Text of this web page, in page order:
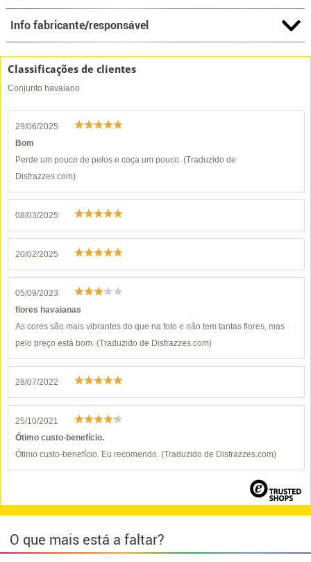
Info fabricante/responsável
Classificações de clientes
Conjunto havaiano
29/06/2025
Bom
Perde um pouco de pelos e coça um pouco. (Traduzido de
Disfrazzes.com)
08/03/2025
20/02/2025
05/09/2023
flores havaianas
As cores são mais vibrantes do que na foto e não tem tantas flores, mas
pelo preço está bom. (Traduzido de Disfrazzes.com)
28/07/2022
25/10/2021
Ótimo custo-benefício.
Ótimo custo-benefício. Eu recomendo. (Traduzido de Disfrazzes.com)
O que mais está a faltar?